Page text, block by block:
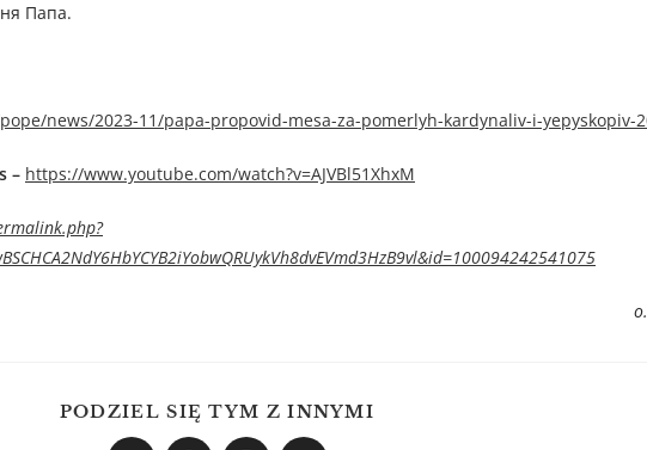
Папа.
news/2023-11/papa-propovid-mesa-za-pomerlyh-kardynaliv-i-yepyskopiv-
– https://www.youtube.com/watch?v=AJVBl51XhxM
PODZIEL SIĘ TYM Z INNYMI